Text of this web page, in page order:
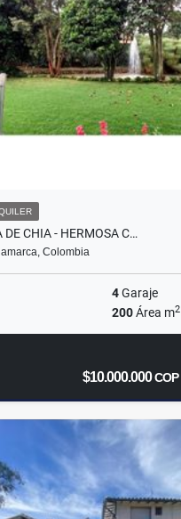
DE CHIA - HERMOSA C…
Colombia
4Garaje
200Área m2
$10.000.000COP